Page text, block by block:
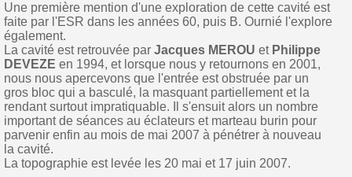
Une première mention d'une exploration de cette cavité est
faite par l'ESR dans les années 60, puis B. Ournié l'explore
également.
La cavité est retrouvée par Jacques MEROU et Philippe
DEVEZE en 1994, et lorsque nous y retournons en 2001,
nous nous apercevons que l'entrée est obstruée par un
gros bloc qui a basculé, la masquant partiellement et la
rendant surtout impratiquable. Il s'ensuit alors un nombre
important de séances au éclateurs et marteau burin pour
parvenir enfin au mois de mai 2007 à pénétrer à nouveau
la cavité.
La topographie est levée les 20 mai et 17 juin 2007.